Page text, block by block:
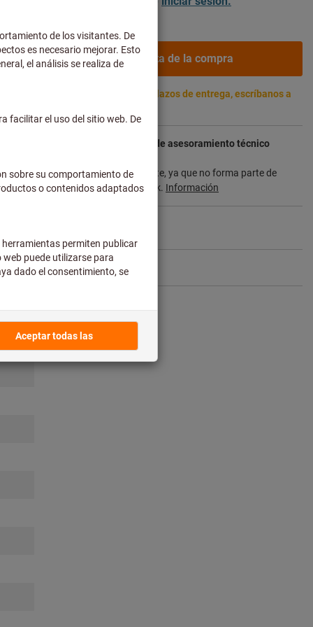
Añadir a la cesta de la compra
2-3 semanas. Para confirmar los plazos de entrega, escríbanos a
plazo de entrega y el servicio de asesoramiento técnico
usted directamente al fabricante, ya que no forma parte de
y, por tanto, no lo tenemos en stock. Información